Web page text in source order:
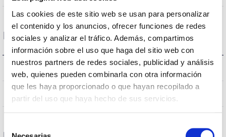
Las cookies de este sitio web se usan para personalizar
el contenido y los anuncios, ofrecer funciones de redes
sociales y analizar el tráfico. Además, compartimos
información sobre el uso que haga del sitio web con
nuestros partners de redes sociales, publicidad y análisis
web, quienes pueden combinarla con otra información
que les haya proporcionado o que hayan recopilado a
partir del uso que haya hecho de sus servicios.
Données optiques
Température de coleur 4000K
CRI Indice de rendu des couleurs